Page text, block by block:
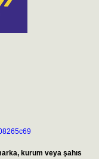
kurum veya şahıs